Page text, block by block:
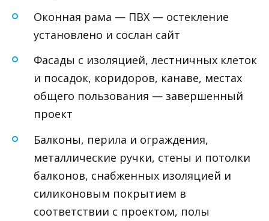
Оконная рама — ПВХ — остекление
установлено и сослан сайт
Фасады с изоляцией, лестничных клеток
и посадок, коридоров, канаве, местах
общего пользования — завершенный
проект
Балконы, перила и ограждения,
металлические ручки, стены и потолки
балконов, снабженных изоляцией и
силиконовым покрытием в
соответствии с проектом, полы